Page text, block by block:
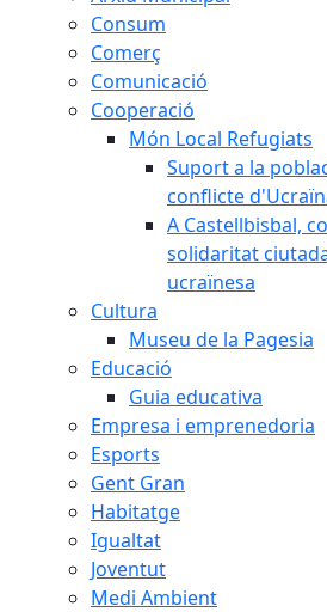
Consum
Comerç
Comunicació
Cooperació
Món Local Refugiats
Suport a la
conflicte
A Castellbisbal,
solidaritat
ucraïnesa
Cultura
Museu de la Pagesia
Educació
Guia educativa
Empresa i emprenedoria
Esports
Gent Gran
Habitatge
Igualtat
Joventut
Medi Ambient